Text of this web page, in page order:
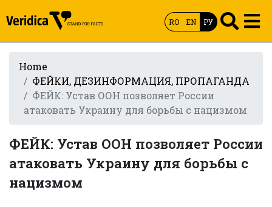
RO EN РУ
Home
ФЕЙКИ, ДЕЗИНФОРМАЦИЯ, ПРОПАГАНДА
ФЕЙК: Устав ООН позволяет России
атаковать Украину для борьбы с нацизмом
ФЕЙК: Устав ООН позволяет России
атаковать Украину для борьбы с
нацизмом